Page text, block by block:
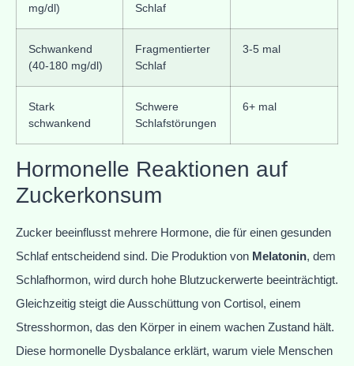
mg/dl)
Schlaf
Schwankend
(40-180 mg/dl)
Fragmentierter
Schlaf
3-5 mal
Stark
schwankend
Schwere
Schlafstörungen
6+ mal
Hormonelle Reaktionen auf
Zuckerkonsum
Zucker beeinflusst mehrere Hormone, die für einen gesunden
Schlaf entscheidend sind. Die Produktion von Melatonin, dem
Schlafhormon, wird durch hohe Blutzuckerwerte beeinträchtigt.
Gleichzeitig steigt die Ausschüttung von Cortisol, einem
Stresshormon, das den Körper in einem wachen Zustand hält.
Diese hormonelle Dysbalance erklärt, warum viele Menschen